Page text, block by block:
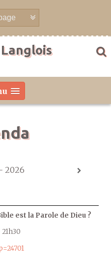
2026
est la Parole de Dieu ?
21h30